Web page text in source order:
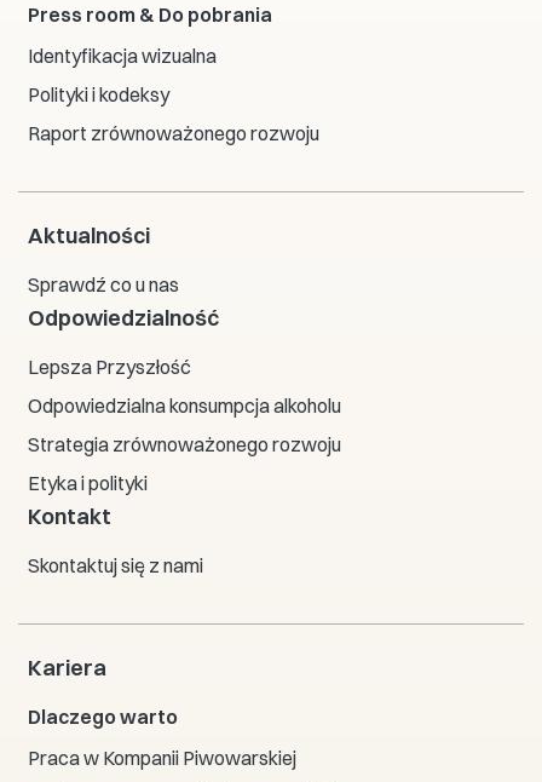
Press room & Do pobrania
Identyfikacja wizualna
Polityki i kodeksy
Raport zrównoważonego rozwoju
Aktualności
Sprawdź co u nas
Odpowiedzialność
Lepsza Przyszłość
Odpowiedzialna konsumpcja alkoholu
Strategia zrównoważonego rozwoju
Etyka i polityki
Kontakt
Skontaktuj się z nami
Kariera
Dlaczego warto
Praca w Kompanii Piwowarskiej